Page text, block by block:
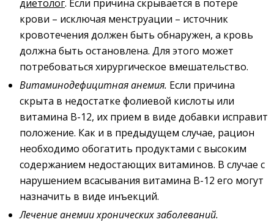
диетолог. Если причина скрывается в потере
крови – исключая менструации – источник
кровотечения должен быть обнаружен, а кровь
должна быть остановлена. Для этого может
потребоваться хирургическое вмешательство.
Витаминодефицитнаяанемия. Если причина
скрыта в недостатке фолиевой кислоты или
витамина B-12, их прием в виде добавки исправит
положение. Как и в предыдущем случае, рацион
необходимо обогатить продуктами с высоким
содержанием недостающих витаминов. В случае с
нарушением всасывания витамина B-12 его могут
назначить в виде инъекций.
Лечениеанемиихроническихзаболеваний.